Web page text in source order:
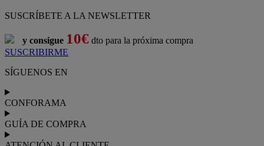
SUSCRÍBETE A LA NEWSLETTER
y consigue 10€ dto para la próxima compra
SUSCRIBIRME
SÍGUENOS EN
CONFORAMA
GUÍA DE COMPRA